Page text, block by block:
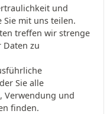
und
mit uns teilen.
treffen wir strenge
Daten zu
Sie alle
Verwendung und
finden.